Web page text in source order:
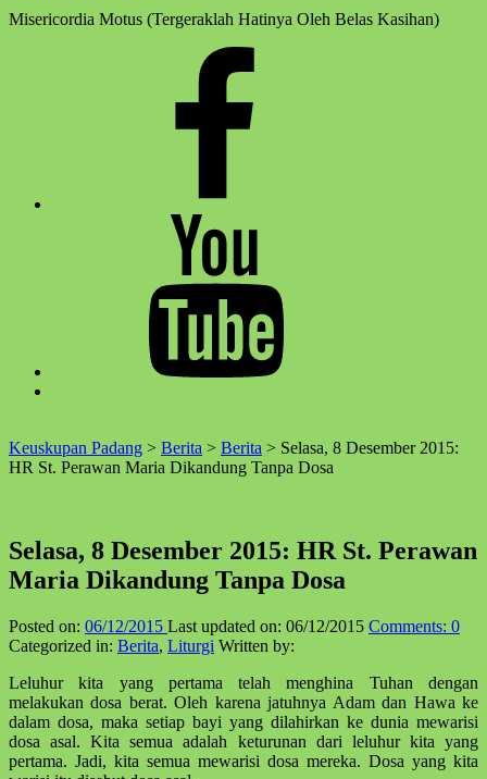
Misericordia Motus (Tergeraklah Hatinya Oleh Belas Kasihan)
↑
Keuskupan Padang > Berita > Berita > Selasa, 8 Desember 2015:
HR St. Perawan Maria Dikandung Tanpa Dosa
Selasa, 8 Desember 2015: HR St. Perawan
Maria Dikandung Tanpa Dosa
Posted on: 06/12/2015 Last updated on: 06/12/2015 Comments: 0
Categorized in: Berita, Liturgi Written by:
Leluhur kita yang pertama telah menghina Tuhan dengan
melakukan dosa berat. Oleh karena jatuhnya Adam dan Hawa ke
dalam dosa, maka setiap bayi yang dilahirkan ke dunia mewarisi
dosa asal. Kita semua adalah keturunan dari leluhur kita yang
pertama. Jadi, kita semua mewarisi dosa mereka. Dosa yang kita